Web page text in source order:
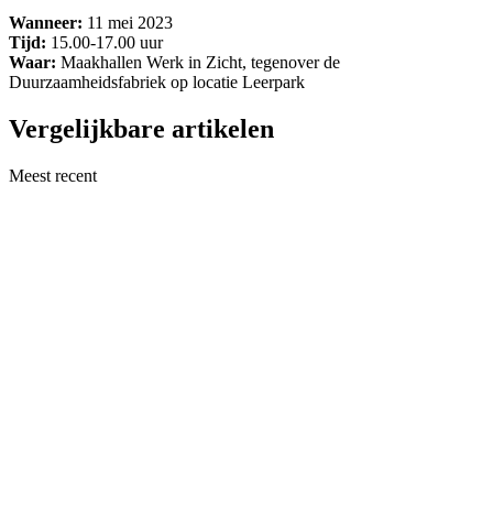
Wanneer: 11 mei 2023
Tijd: 15.00-17.00 uur
Waar: Maakhallen Werk in Zicht, tegenover de
Duurzaamheidsfabriek op locatie Leerpark
Vergelijkbare artikelen
Meest recent